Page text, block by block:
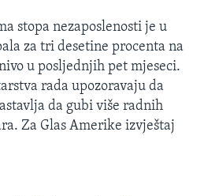
stopa nezaposlenosti je u
za tri desetine procenta na
u posljednjih pet mjeseci.
rada upozoravaju da
da gubi više radnih
Za Glas Amerike izvještaj